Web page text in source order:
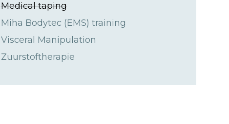
Medical taping
Miha Bodytec (EMS) training
Visceral Manipulation
Zuurstoftherapie